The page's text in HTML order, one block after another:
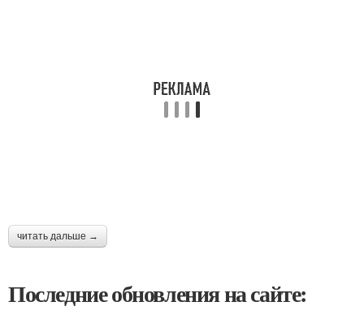
читать дальше →
Последние обновления на сайте: